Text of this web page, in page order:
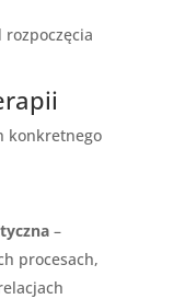
konkretnego
–
procesach,